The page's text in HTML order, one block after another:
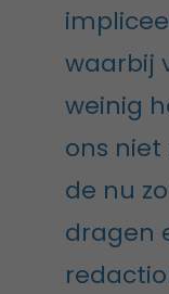
waarbij
weinig
ons niet
de nu
dragen